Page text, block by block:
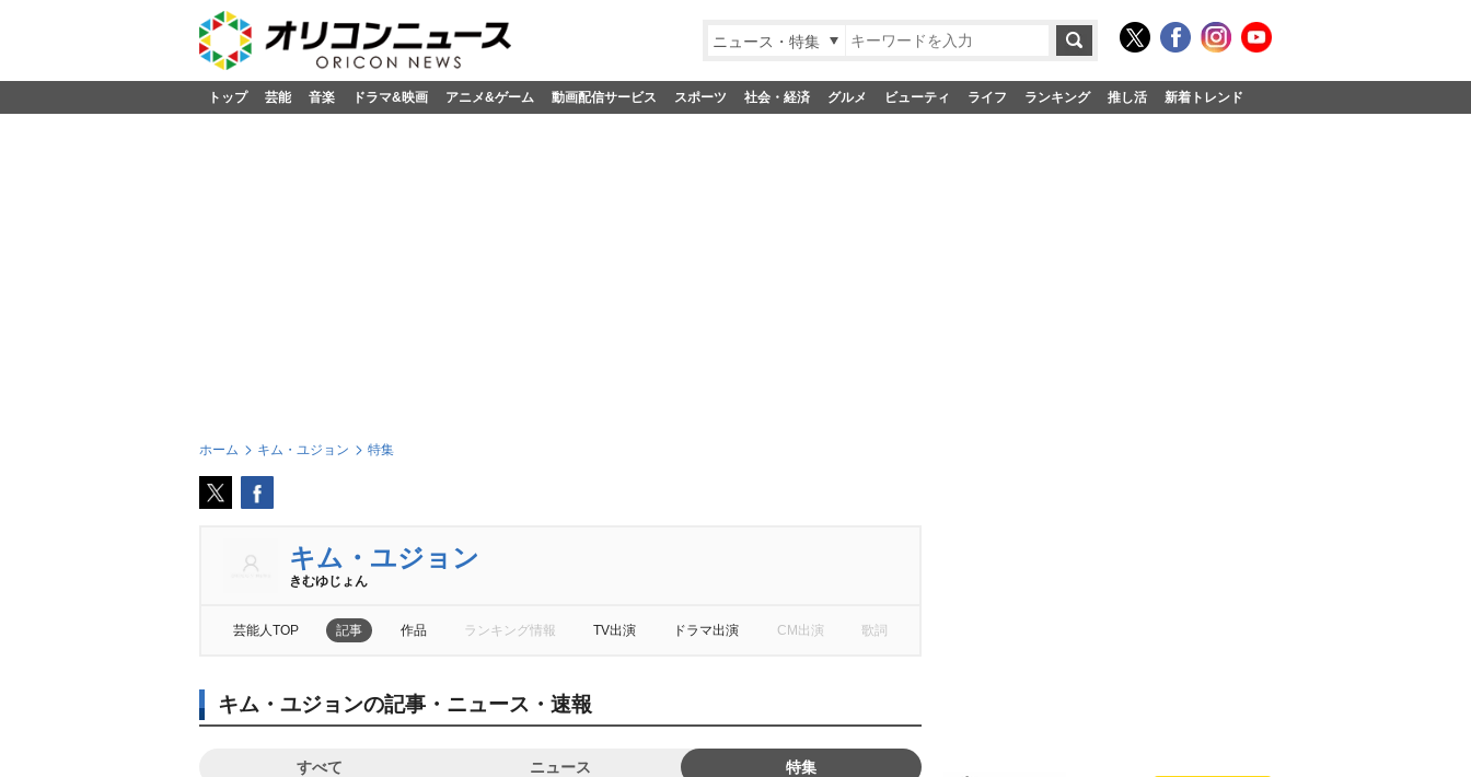
ニュース・特集
トップ 芸能 音楽 ドラマ&映画 アニメ&ゲーム 動画配信サービス スポーツ 社会・経済 グルメ ビューティ ライフ ランキング 推し活 新着トレンド
ホーム キム・ユジョン 特集
キム・ユジョン
きむゆじょん
芸能人TOP 記事 作品 ランキング情報 TV出演 ドラマ出演 CM出演 歌詞
キム・ユジョンの記事・ニュース・速報
すべて ニュース 特集